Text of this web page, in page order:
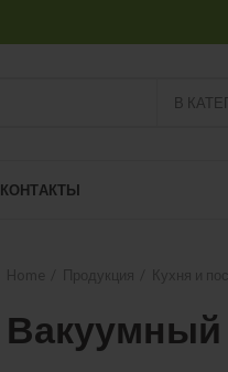
В
КОНТАКТЫ
Вакуумный